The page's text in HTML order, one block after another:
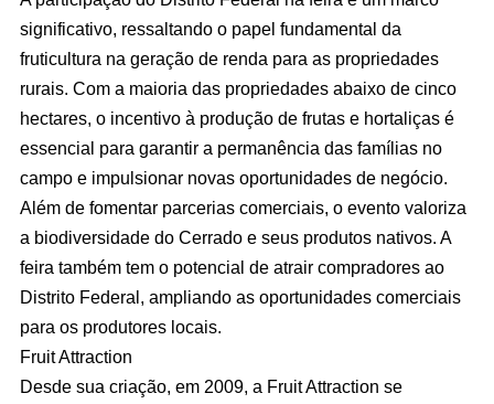
significativo, ressaltando o papel fundamental da
fruticultura na geração de renda para as propriedades
rurais. Com a maioria das propriedades abaixo de cinco
hectares, o incentivo à produção de frutas e hortaliças é
essencial para garantir a permanência das famílias no
campo e impulsionar novas oportunidades de negócio.
Além de fomentar parcerias comerciais, o evento valoriza
a biodiversidade do Cerrado e seus produtos nativos. A
feira também tem o potencial de atrair compradores ao
Distrito Federal, ampliando as oportunidades comerciais
para os produtores locais.
Fruit Attraction
Desde sua criação, em 2009, a Fruit Attraction se